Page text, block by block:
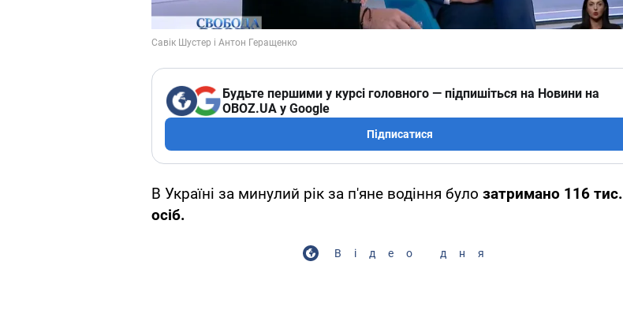
Будьте першими у курсі головного — підпишіться на Новини на
OBOZ.UA у Google
Підписатися
В Україні за минулий рік за п'яне водіння було затримано 116 тис.
осіб.
Відео дня